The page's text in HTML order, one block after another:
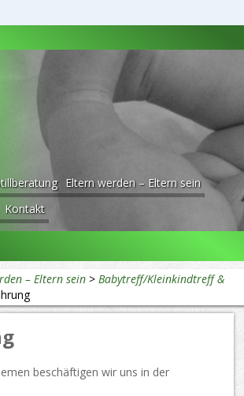
Eltern werden – Eltern sein
Kontakt
ums Baby
– Eltern sein >Babytreff/Kleinkindtreff &
beschäftigen wir uns in der